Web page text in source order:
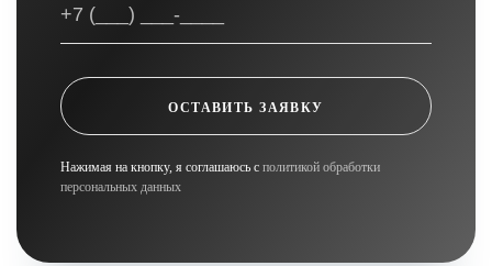
ОСТАВИТЬ ЗАЯВКУ
Нажимая на кнопку, я соглашаюсь с политикой обработки
персональных данных